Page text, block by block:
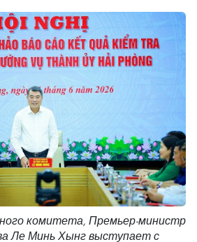
комитета, Премьер-министр
Ле Минь Хынг выступает с